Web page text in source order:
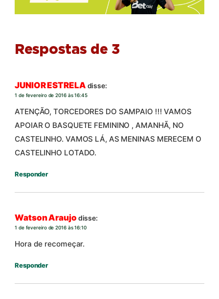
Respostas de 3
JUNIOR ESTRELA disse:
1 de fevereiro de 2016 às 16:45
ATENÇÃO, TORCEDORES DO SAMPAIO !!! VAMOS
APOIAR O BASQUETE FEMININO , AMANHÃ, NO
CASTELINHO. VAMOS LÁ, AS MENINAS MERECEM O
CASTELINHO LOTADO.
Responder
Watson Araujo disse:
1 de fevereiro de 2016 às 16:10
Hora de recomeçar.
Responder